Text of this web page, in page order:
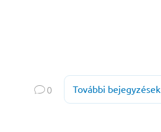
0 További bejegyzések